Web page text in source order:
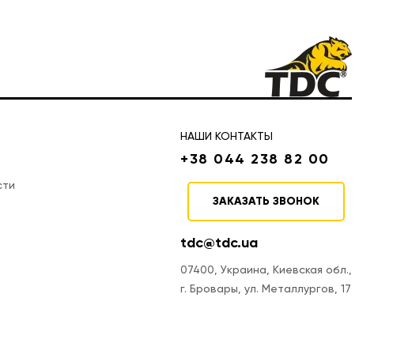
НАШИ КОНТАКТЫ
+38 044 238 82 00
ЗАКАЗАТЬ ЗВОНОК
tdc@tdc.ua
07400, Украина, Киевская обл.,
г. Бровары, ул. Металлургов, 17